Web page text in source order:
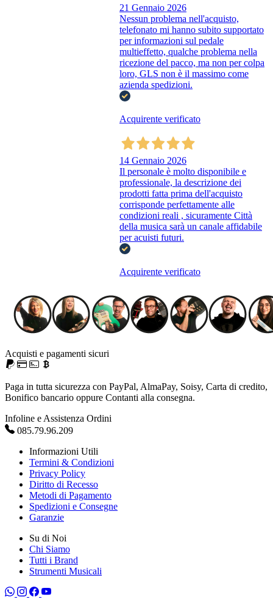
21 Gennaio 2026
Nessun problema nell'acquisto,
telefonato mi hanno subito supportato
per informazioni sul pedale
multieffetto, qualche problema nella
ricezione del pacco, ma non per colpa
loro, GLS non è il massimo come
azienda spedizioni.
Acquirente verificato
14 Gennaio 2026
Il personale è molto disponibile e
professionale, la descrizione dei
prodotti fatta prima dell'acquisto
corrisponde perfettamente alle
condizioni reali , sicuramente Città
della musica sarà un canale affidabile
per acuisti futuri.
Acquirente verificato
Acquisti e pagamenti sicuri
Paga in tutta sicurezza con PayPal, AlmaPay, Soisy, Carta di credito,
Bonifico bancario oppure Contanti alla consegna.
Infoline e Assistenza Ordini
085.79.96.209
Informazioni Utili
Termini & Condizioni
Privacy Policy
Diritto di Recesso
Metodi di Pagamento
Spedizioni e Consegne
Garanzie
Su di Noi
Chi Siamo
Tutti i Brand
Strumenti Musicali